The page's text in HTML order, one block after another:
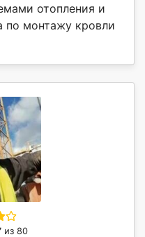
отопления и
по монтажу кровли
из 80